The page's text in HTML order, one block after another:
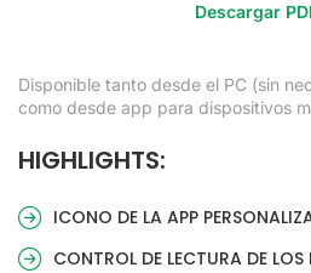
Descargar
Disponible tanto desde el PC (sin
como desde app para dispositivos
HIGHLIGHTS:
ICONO DE LA APP
CONTROL DE LECTURA DE LOS